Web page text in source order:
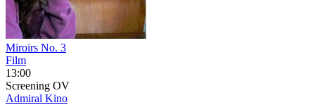
Miroirs No. 3
Film
13:00
Screening OV
Admiral Kino